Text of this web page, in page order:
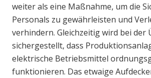
weiter als eine Maßnahme, um die
Personals zu gewährleisten und
verhindern. Gleichzeitig wird bei
sichergestellt, dass
elektrische Betriebsmittel
funktionieren. Das etwaige